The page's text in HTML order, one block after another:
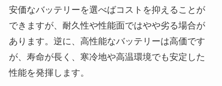
安価なバッテリーを選べばコストを抑えることが
できますが、耐久性や性能面ではやや劣る場合が
あります。逆に、高性能なバッテリーは高価です
が、寿命が長く、寒冷地や高温環境でも安定した
性能を発揮します。